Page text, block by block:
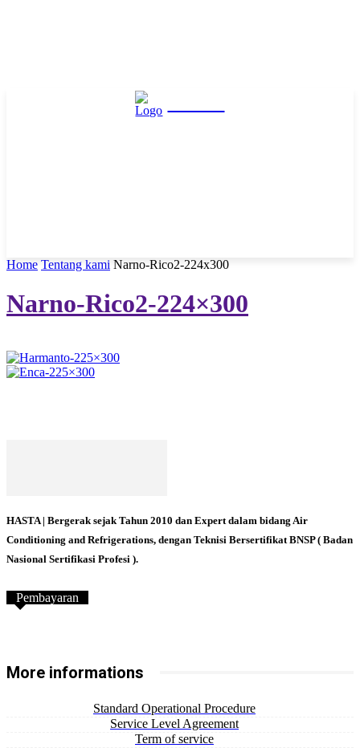
Home Tentang kami Narno-Rico2-224x300
Narno-Rico2-224×300
HASTA | Bergerak sejak Tahun 2010 dan Expert dalam bidang Air
Conditioning and Refrigerations, dengan Teknisi Bersertifikat BNSP ( Badan
Nasional Sertifikasi Profesi ).
Pembayaran
More informations
Standard Operational Procedure
Service Level Agreement
Term of service